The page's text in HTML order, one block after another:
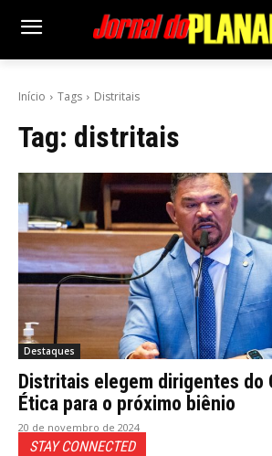
Início Tags Distritais
Tag: distritais
Destaques
Distritais elegem dirigentes do
Ética para o próximo biênio
20 de novembro de 2024
STAY CONNECTED